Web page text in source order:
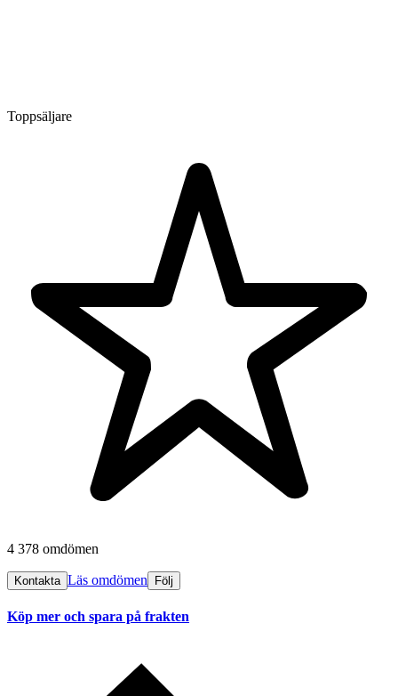
Toppsäljare
4 378 omdömen
Kontakta Läs omdömen Följ
Köp mer och spara på frakten